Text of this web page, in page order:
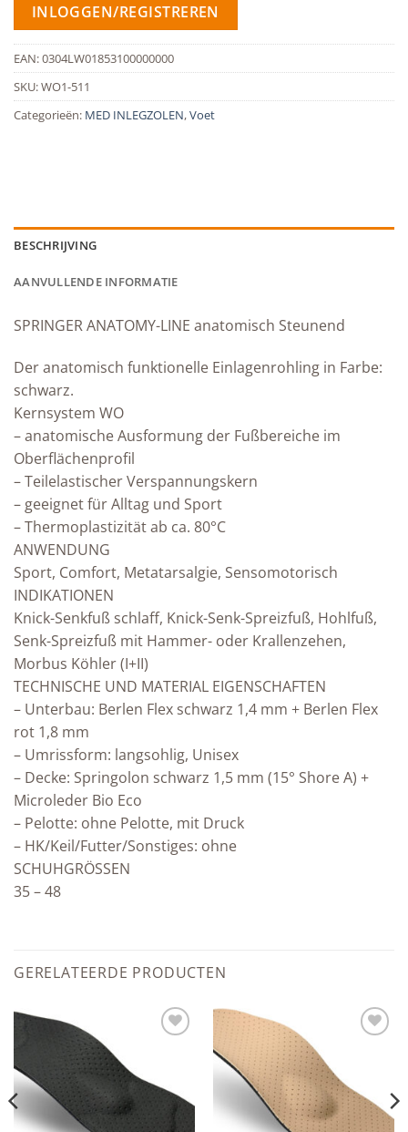
INLOGGEN/REGISTREREN
EAN:0304LW01853100000000
SKU:WO1-511
Categorieën: MED INLEGZOLEN,Voet
BESCHRIJVING
AANVULLENDE INFORMATIE
SPRINGER ANATOMY-LINE anatomisch Steunend
Der anatomisch funktionelle Einlagenrohling in Farbe:
schwarz.
Kernsystem WO
– anatomische Ausformung der Fußbereiche im
Oberflächenprofil
– Teilelastischer Verspannungskern
– geeignet für Alltag und Sport
– Thermoplastizität ab ca. 80°C
ANWENDUNG
Sport, Comfort, Metatarsalgie, Sensomotorisch
INDIKATIONEN
Knick-Senkfuß schlaff, Knick-Senk-Spreizfuß, Hohlfuß,
Senk-Spreizfuß mit Hammer- oder Krallenzehen,
Morbus Köhler (I+II)
TECHNISCHE UND MATERIAL EIGENSCHAFTEN
– Unterbau: Berlen Flex schwarz 1,4 mm + Berlen Flex
rot 1,8 mm
– Umrissform: langsohlig, Unisex
– Decke: Springolon schwarz 1,5 mm (15° Shore A) +
Microleder Bio Eco
– Pelotte: ohne Pelotte, mit Druck
– HK/Keil/Futter/Sonstiges: ohne
SCHUHGRÖSSEN
35 – 48
GERELATEERDE PRODUCTEN